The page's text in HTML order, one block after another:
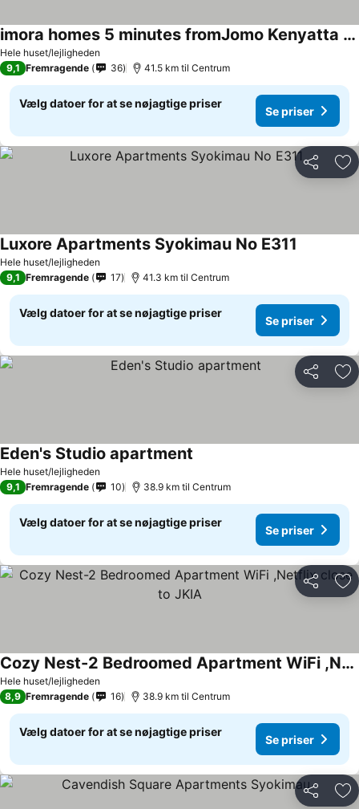
Hele huset/lejligheden
imora homes 5 minutes fromJomo Kenyatta international airport
9,1 Fremragende 36 41.5 km til Centrum
Vælg datoer for at se nøjagtige priser
Se priser
Del
Hele huset/lejligheden
Luxore Apartments Syokimau No E311
9,1 Fremragende 17 41.3 km til Centrum
Vælg datoer for at se nøjagtige priser
Se priser
Del
Hele huset/lejligheden
Eden's Studio apartment
9,1 Fremragende 10 38.9 km til Centrum
Vælg datoer for at se nøjagtige priser
Se priser
Del
Hele huset/lejligheden
Cozy Nest-2 Bedroomed Apartment WiFi ,Netflix close to JKIA
8,9 Fremragende 16 38.9 km til Centrum
Vælg datoer for at se nøjagtige priser
Se priser
Del